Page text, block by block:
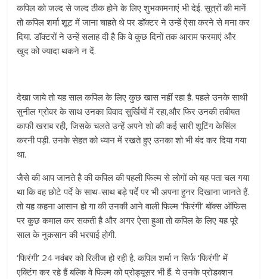
कपिल को जल्द से जल्द ठीक होने के लिए शुभकामनाएं भी देई. सूत्रों की मानें
तो कपिल शर्मा शूट में जाना चाहते थे पर डॉक्टर ने उन्हें ऐसा करने से मना कर
दिया. डॉक्टरों ने उन्हें सलाह दी है कि वे कुछ दिनों तक आराम फरमाएं और
खुद को ज्यादा थकने न दें.
देखा जाये तो यह साल कपिल के लिए कुछ खास नहीं रहा है. पहले उनके साथी
सुनील ग्रोवर के साथ उनका विवाद सुर्खियों में रहा,और फिर उनकी तबीयत
काफी खराब रही, जिसके चलते उन्हें अपने शो की कई सारी शूटिंग केसिंल
करनी पड़ी. उनके सेहत को ध्यान में रखते हुए उनका शो भी बंद कर दिया गया
था.
जैसे की आप जानते है की कपिल की पहली फिल्म से लोगों को यह पता चल गया
था कि वह छोटे पर्दे के साथ-साथ बड़े पर्दे पर भी अपना हुनर दिखाना जानते हैं.
तो यह कहना आसान हो गा की उनकी आने वाली फिल्म ‘फिरंगी’ बॉक्स ऑफिस
पर कुछ कमाल कर सकती है और अगर ऐसा हुआ तो कपिल के लिए यह पूरे
साल के नुकसान की भरपाई होगी.
‘फिरंगी’ 24 नवंबर को रिलीज हो रही है. कपिल शर्मा न सिर्फ ‘फिरंगी’ में
एक्टिंग कर रहे हैं बल्कि वे फिल्म को प्रोड्यूसर भी हैं. ये उनके प्रोडक्शन